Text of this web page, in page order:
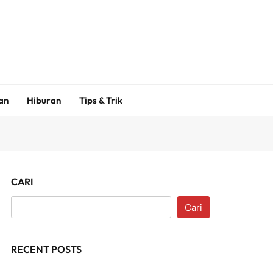
Hiburan Tips & Trik
CARI
Cari
RECENT POSTS